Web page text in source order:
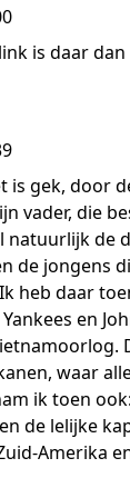
is daar
is gek, door
vader, die
natuurlijk de
de jongens
heb daar
en
waar
ik toen
de lelijke
Amerika